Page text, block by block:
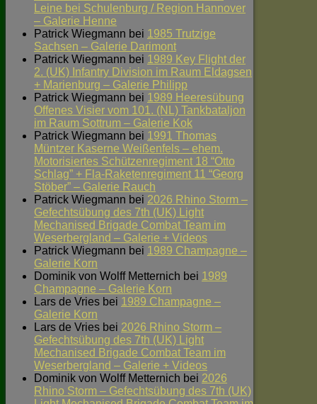
Leine bei Schulenburg / Region Hannover
– Galerie Henne
Patrick Wiegmann bei 1985 Trutzige
Sachsen – Galerie Darimont
Patrick Wiegmann bei 1989 Key Flight der
2. (UK) Infantry Division im Raum Eldagsen
+ Marienburg – Galerie Philipp
Patrick Wiegmann bei 1989 Heeresübung
Offenes Visier vom 101. (NL) Tankbataljon
im Raum Sottrum – Galerie Kok
Patrick Wiegmann bei 1991 Thomas
Müntzer Kaserne Weißenfels – ehem.
Motorisiertes Schützenregiment 18 “Otto
Schlag” + Fla-Raketenregiment 11 “Georg
Stöber” – Galerie Rauch
Patrick Wiegmann bei 2026 Rhino Storm –
Gefechtsübung des 7th (UK) Light
Mechanised Brigade Combat Team im
Weserbergland – Galerie + Videos
Patrick Wiegmann bei 1989 Champagne –
Galerie Korn
Dominik von Wolff Metternich bei 1989
Champagne – Galerie Korn
Lars de Vries bei 1989 Champagne –
Galerie Korn
Lars de Vries bei 2026 Rhino Storm –
Gefechtsübung des 7th (UK) Light
Mechanised Brigade Combat Team im
Weserbergland – Galerie + Videos
Dominik von Wolff Metternich bei 2026
Rhino Storm – Gefechtsübung des 7th (UK)